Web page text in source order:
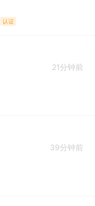
认证
21分钟前
39分钟前